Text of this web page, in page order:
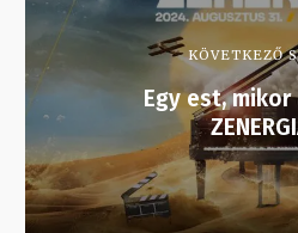
KÖVETKEZŐ
Egy est,